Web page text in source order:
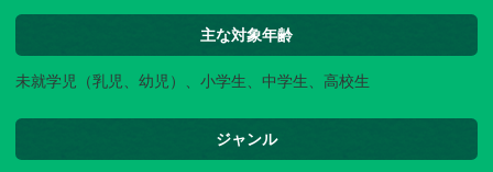
主な対象年齢
未就学児（乳児、幼児）、小学生、中学生、高校生
ジャンル